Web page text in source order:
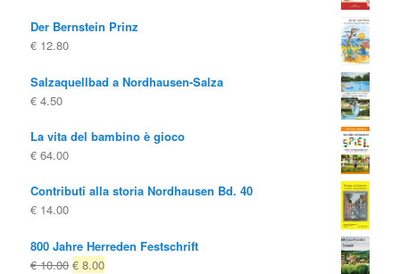
Der Bernstein Prinz
€ 12.80
Salzaquellbad a Nordhausen-Salza
€ 4.50
La vita del bambino è gioco
€ 64.00
Contributi alla storia Nordhausen Bd. 40
€ 14.00
800 Jahre Herreden Festschrift
€10.00 Il
€ 8.00Il